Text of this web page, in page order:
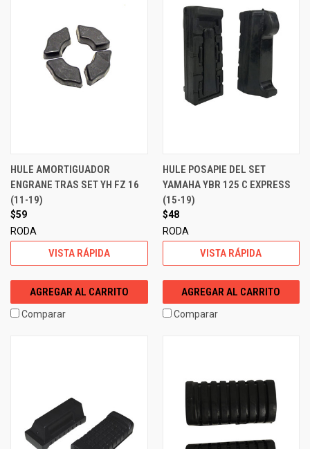
HULE AMORTIGUADOR
ENGRANE TRAS SET YH FZ 16
(11-19)
$59
RODA
VISTA RÁPIDA
AGREGAR AL CARRITO
Comparar
HULE POSAPIE DEL SET
YAMAHA YBR 125 C EXPRESS
(15-19)
$48
RODA
VISTA RÁPIDA
AGREGAR AL CARRITO
Comparar